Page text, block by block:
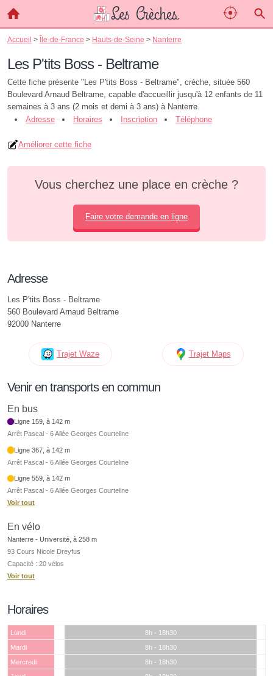
Accueil > Île-de-France > Hauts-de-Seine > Nanterre
Les P'tits Boss - Beltrame
Cette fiche présente "Les P'tits Boss - Beltrame", crèche, située 560
Boulevard Arnaud Beltrame, capable d'accueillir jusqu'à 12 enfants de 11
semaines à 3 ans (2 mois et demi à 3 ans) à Nanterre.
Adresse
Horaires Inscription Téléphone
Améliorer cette fiche
Vous cherchez une place en crèche ?
Faire votre demande en ligne
Adresse
Les P'tits Boss - Beltrame
560 Boulevard Arnaud Beltrame
92000 Nanterre
Trajet Waze Trajet Maps
Venir en transports en commun
En bus
Ligne 159, à 142 m
Arrêt Pascal - 6 Allée Georges Courteline
Ligne 367, à 142 m
Arrêt Pascal - 6 Allée Georges Courteline
Ligne 559, à 142 m
Arrêt Pascal - 6 Allée Georges Courteline
Voir tout
En vélo
Nanterre - Université, à 258 m
93 Cours Nicole Dreyfus
Capacité : 20 vélos
Voir tout
Horaires
Lundi
8h - 18h30
Mardi
8h - 18h30
Mercredi
8h - 18h30